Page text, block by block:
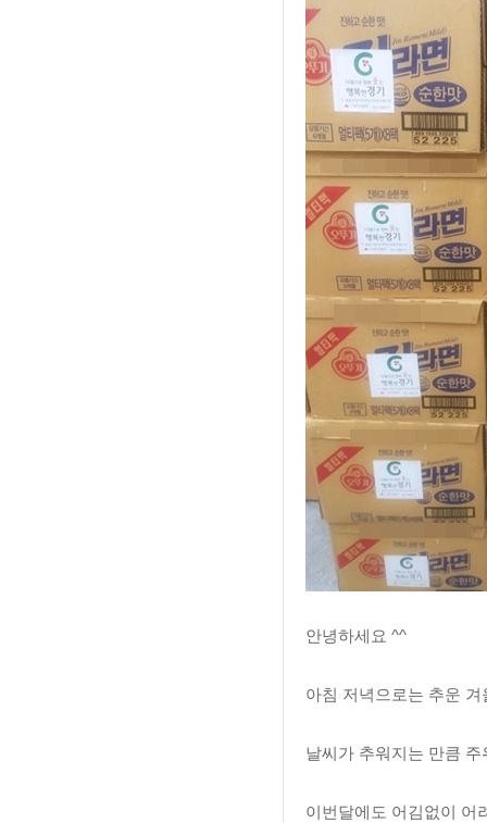
안녕하세요 ^^
아침 저녁으로는 추운
날씨가 추워지는 만큼
이번달에도 어김없이 어